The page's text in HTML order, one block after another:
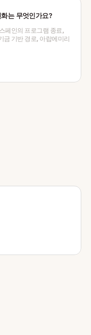
는 무엇인가요?
페인의 프로그램 종료,
금 기반 경로, 아랍에미리